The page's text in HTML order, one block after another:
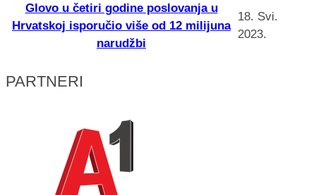
Glovo u četiri godine poslovanja u
Hrvatskoj isporučio više od 12 milijuna
narudžbi
18. Svi.
2023.
PARTNERI